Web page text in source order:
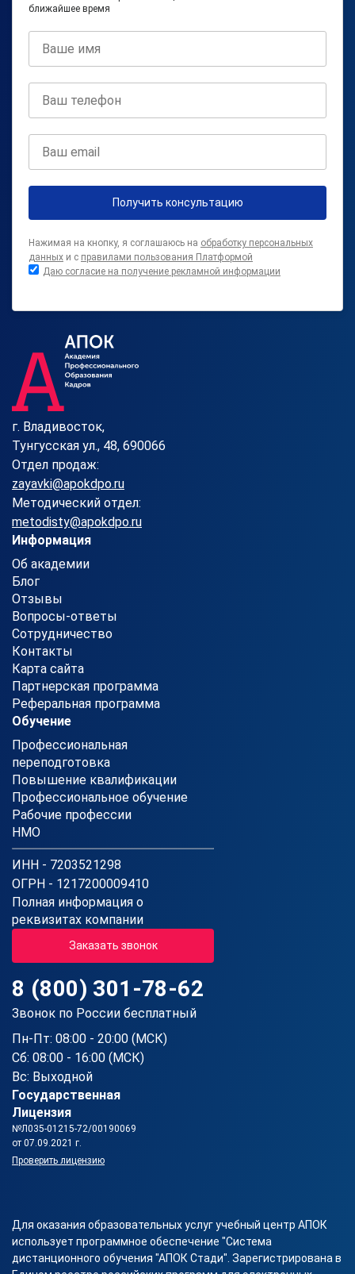
ближайшее время
Получить консультацию
Нажимая на кнопку, я соглашаюсь на обработку персональных
данных и с правилами пользования Платформой
Даю согласие на получение рекламной информации
г. Владивосток,
Тунгусская ул., 48, 690066
Отдел продаж:
zayavki@apokdpo.ru
Методический отдел:
metodisty@apokdpo.ru
Информация
Об академии
Блог
Отзывы
Вопросы-ответы
Сотрудничество
Контакты
Карта сайта
Партнерская программа
Реферальная программа
Обучение
Профессиональная
переподготовка
Повышение квалификации
Профессиональное обучение
Рабочие профессии
НМО
ИНН - 7203521298
ОГРН - 1217200009410
Полная информация о
реквизитах компании
Заказать звонок
8 (800) 301-78-62
Звонок по России бесплатный
Пн-Пт: 08:00 - 20:00 (МСК)
Сб: 08:00 - 16:00 (МСК)
Вс: Выходной
Государственная
Лицензия
№Л035-01215-72/00190069
от 07.09.2021 г.
Проверить лицензию
Для оказания образовательных услуг учебный центр АПОК
использует программное обеспечение "Система
дистанционного обучения "АПОК Стади". Зарегистрирована в